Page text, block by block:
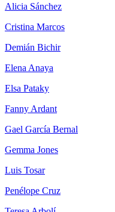
Alicia Sánchez
Cristina Marcos
Demián Bichir
Elena Anaya
Elsa Pataky
Fanny Ardant
Gael García Bernal
Gemma Jones
Luis Tosar
Penélope Cruz